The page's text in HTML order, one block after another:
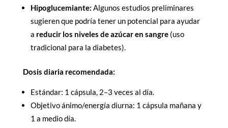
Hipoglucemiante: Algunos estudios preliminares
sugieren que podría tener un potencial para ayudar
a reducir los niveles de azúcar en sangre(uso
tradicional para la diabetes).
Dosis diaria recomendada:
Estándar: 1 cápsula, 2–3 veces al día.
Objetivo ánimo/energía diurna: 1 cápsula mañana y
1 a medio día.